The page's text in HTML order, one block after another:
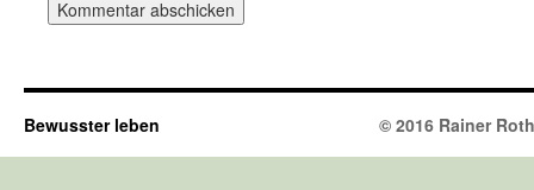
Bewusster leben © 2016 Rainer